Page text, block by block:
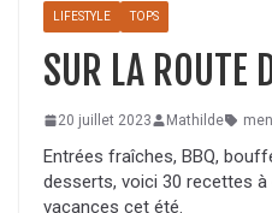
LIFESTYLE TOPS
SUR LA ROUTE
20 juillet 2023 Mathilde
Entrées fraîches, BBQ,
desserts, voici 30 recettes
vacances cet été.